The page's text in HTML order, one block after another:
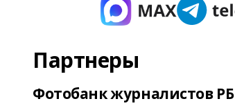
Партнеры
Фотобанк журналистов РБ